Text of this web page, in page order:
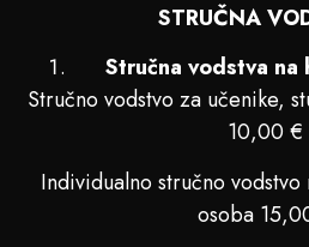
STRUČNA
Stručna vodstva
Stručno vodstvo za učenike,
10,00 €
Individualno stručno
osoba